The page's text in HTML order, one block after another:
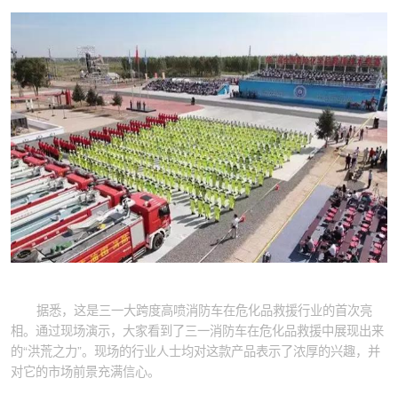
据悉，这是三一大跨度高喷消防车在危化品救援行业的首次亮
相。通过现场演示，大家看到了三一消防车在危化品救援中展现出来
的“洪荒之力”。现场的行业人士均对这款产品表示了浓厚的兴趣，并
对它的市场前景充满信心。